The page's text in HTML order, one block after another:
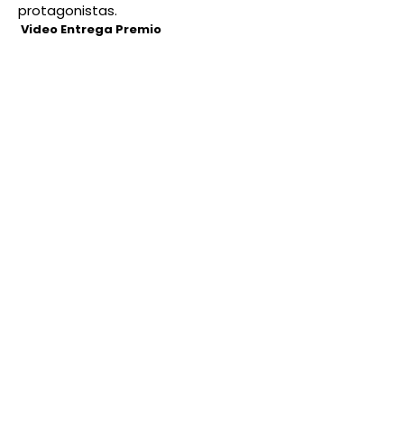
protagonistas.
Video Entrega Premio